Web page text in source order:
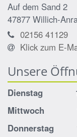
Auf dem Sand 2
47877 Willich-
02156 41129
Klick zum E-
Unsere
Dienstag
Mittwoch
Donnerstag